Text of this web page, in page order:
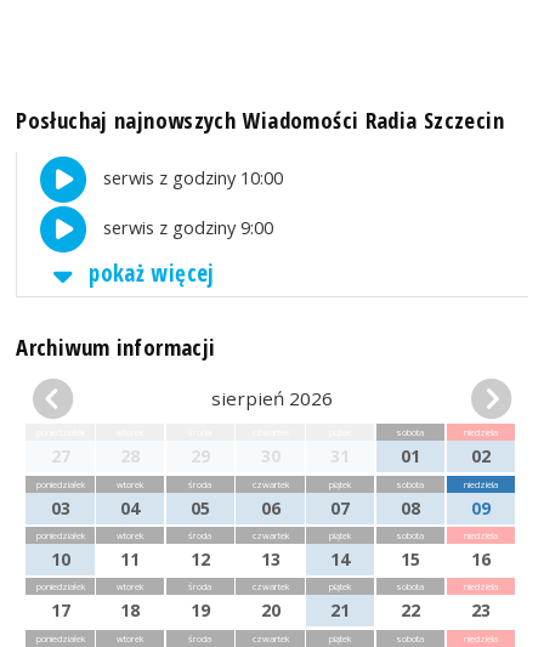
Posłuchaj najnowszych Wiadomości Radia Szczecin
serwis z godziny 10:00
serwis z godziny 9:00
pokaż więcej
Archiwum informacji
sierpień 2026
27 28 29 30 31
sobota
01
niedziela
02
poniedziałek
03
wtorek
04
środa
05
czwartek
06
piątek
07
sobota
08
niedziela
09
poniedziałek
10
wtorek
11
środa
12
czwartek
13
piątek
14
sobota
15
niedziela
16
poniedziałek
17
wtorek
18
środa
19
czwartek
20
piątek
21
sobota
22
niedziela
23
poniedziałek wtorek środa czwartek piątek sobota niedziela